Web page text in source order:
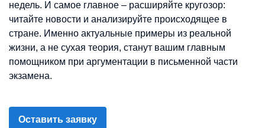
недель. И самое главное – расширяйте кругозор:
читайте новости и анализируйте происходящее в
стране. Именно актуальные примеры из реальной
жизни, а не сухая теория, станут вашим главным
помощником при аргументации в письменной части
экзамена.
Оставить заявку